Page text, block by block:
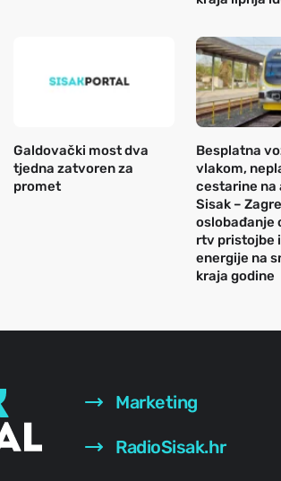
Galdovački most dva
tjedna zatvoren za
promet
Besplatna
vlakom,
cestarine na
Sisak –
oslobađanje
rtv pristojbe
energije na
kraja godine
Marketing
RadioSisak.hr